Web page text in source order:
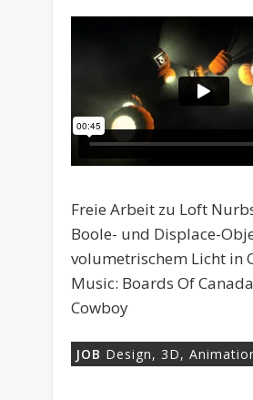
Freie Arbeit zu Loft
Boole- und Displace-
volumetrischem Licht in
Music: Boards Of
Cowboy
JOB Design, 3D,